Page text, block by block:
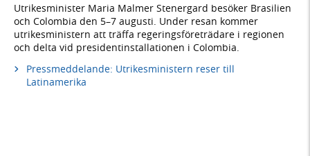
Utrikesminister Maria Malmer Stenergard besöker Brasilien
och Colombia den 5–7 augusti. Under resan kommer
utrikesministern att träffa regeringsföreträdare i regionen
och delta vid presidentinstallationen i Colombia.
Pressmeddelande: Utrikesministern reser till
Latinamerika